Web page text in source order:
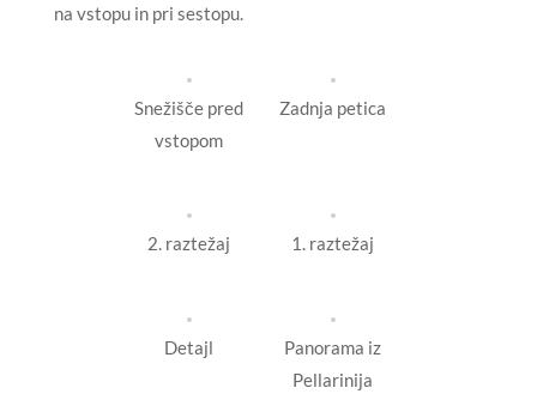
na vstopu in pri sestopu.
Snežišče pred
vstopom
Zadnja petica
2. raztežaj 1. raztežaj
Detajl
Panorama iz
Pellarinija